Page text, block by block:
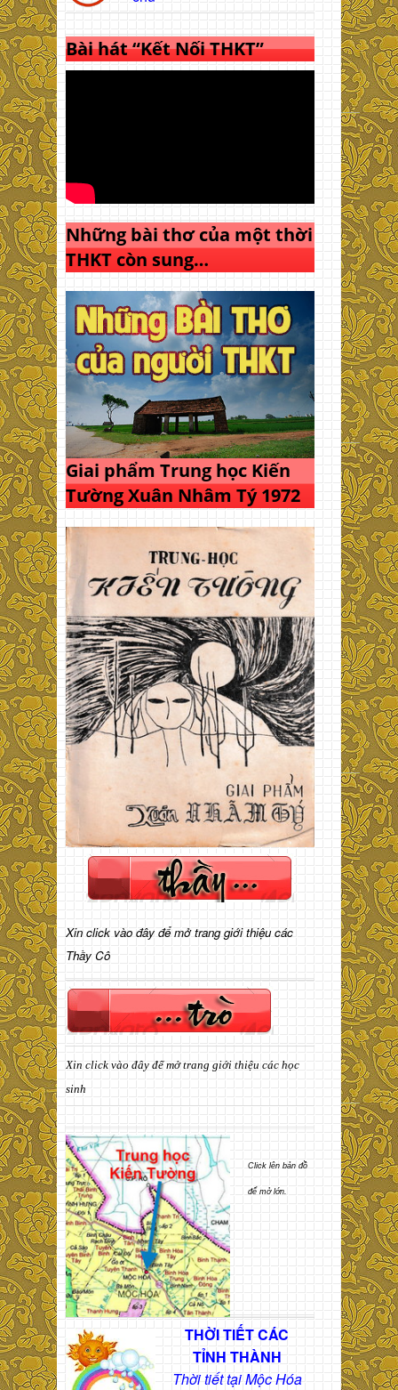
Bài hát “Kết Nối THKT”
Những bài thơ của một thời
THKT còn sung…
Giai phẩm Trung học Kiến
Tường Xuân Nhâm Tý 1972
Xin click vào đây để mở trang giới thiệu các
Thầy Cô
Xin click vào đây để mở trang giới thiệu các học
sinh
Click lên bản đồ
để mở lớn.
THỜI TIẾT CÁC
TỈNH THÀNH
Thời tiết tại Mộc Hóa